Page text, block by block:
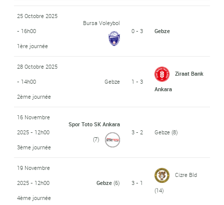
25 Octobre 2025
- 16h00
1ère journée
Bursa Voleybol
0 - 3
Gebze
28 Octobre 2025
- 14h00
2ème journée
Gebze 1 - 3
Ziraat Bank
Ankara
16 Novembre
2025 - 12h00
3ème journée
Spor Toto SK Ankara
(7)
3 - 2 Gebze(8)
19 Novembre
2025 - 12h00
4ème journée
Gebze(6) 3 - 1
Cizre Bld
(14)